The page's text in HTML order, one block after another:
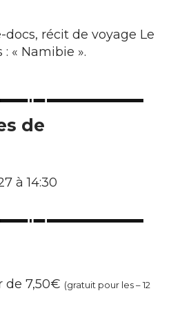
docs, récit de voyage Le
« Namibie ».
de
à 14:30
de 7,50€ (gratuit pour les – 12